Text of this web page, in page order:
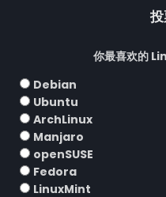
你最喜欢的
Debian
Ubuntu
ArchLinux
Manjaro
openSUSE
Fedora
LinuxMint